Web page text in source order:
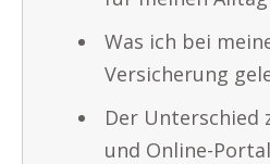
Was ich bei
Versicherung
Der Unterschied
und Online-